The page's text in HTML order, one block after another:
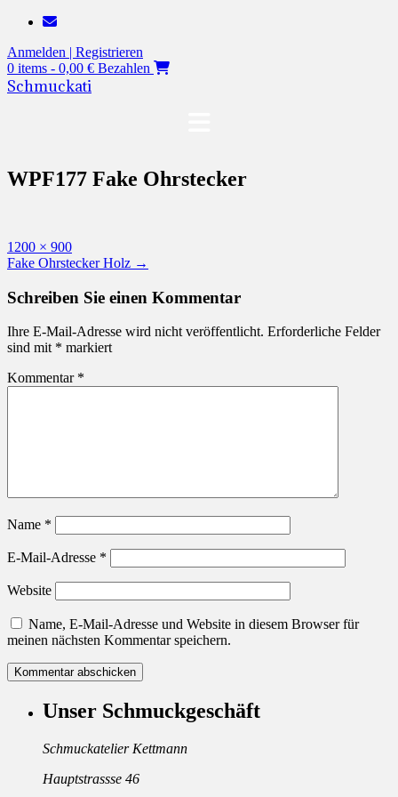
Zum
springen
Anmelden | Registrieren
0 items - 0,00 € Bezahlen
Schmuckati
WPF177 Fake Ohrstecker
Originalgröße
1200 × 900
Beitragsnavigation
Fake Ohrstecker Holz →
Schreiben Sie einen Kommentar
Ihre E-Mail-Adresse wird nicht veröffentlicht. Erforderliche Felder
sind mit * markiert
Kommentar *
Name *
E-Mail-Adresse *
Website
Name, E-Mail-Adresse und Website in diesem Browser für
meinen nächsten Kommentar speichern.
Unser Schmuckgeschäft
Schmuckatelier Kettmann
Hauptstrassse 46